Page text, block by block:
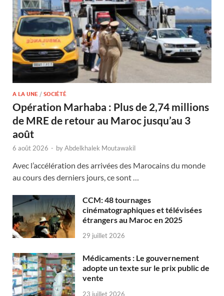
A LA UNE / SOCIÉTÉ
Opération Marhaba : Plus de 2,74 millions
de MRE de retour au Maroc jusqu’au 3
août
6 août 2026 - byAbdelkhalek Moutawakil
Avec l’accélération des arrivées des Marocains du monde
au cours des derniers jours, ce sont …
CCM: 48 tournages
cinématographiques et télévisées
étrangers au Maroc en 2025
29 juillet 2026
Médicaments : Le gouvernement
adopte un texte sur le prix public de
vente
23 juillet 2026